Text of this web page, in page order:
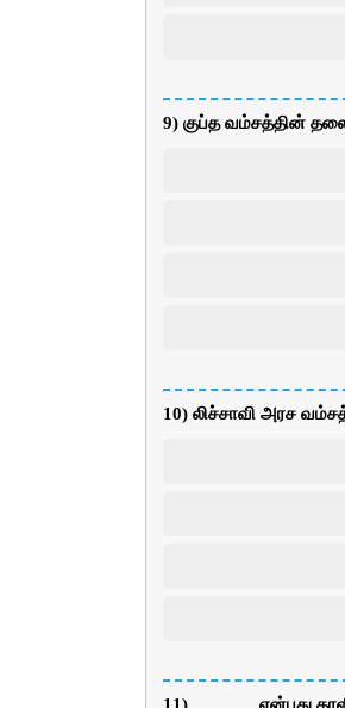
9) குப்த வம்சத்தின்
10) லிச்சாவி அரச